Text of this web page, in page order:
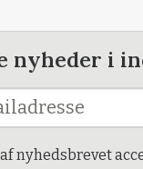
nyheder i
nyhedsbrevet